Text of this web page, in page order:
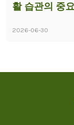
활 습관의 중
2026-06-30